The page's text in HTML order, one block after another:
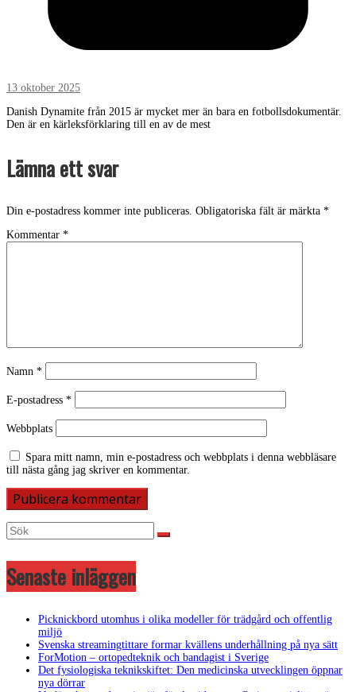
13 oktober 2025
Danish Dynamite från 2015 är mycket mer än bara en fotbollsdokumentär.
Den är en kärleksförklaring till en av de mest
Lämna ett svar
Din e-postadress kommer inte publiceras. Obligatoriska fält är märkta *
Kommentar *
Namn *
E-postadress *
Webbplats
Spara mitt namn, min e-postadress och webbplats i denna webbläsare
till nästa gång jag skriver en kommentar.
Senaste inläggen
Picknickbord utomhus i olika modeller för trädgård och offentlig
miljö
Svenska streamingtittare formar kvällens underhållning på nya sätt
ForMotion – ortopedteknik och bandagist i Sverige
Det fysiologiska teknikskiftet: Den medicinska utvecklingen öppnar
nya dörrar